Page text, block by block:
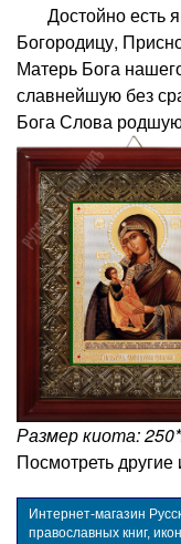
Достойно есть
Богородицу,
Матерь Бога
славнейшую без
Бога Слова
Размер киота:
Посмотреть другие
Интернет-магазин
православных книг,